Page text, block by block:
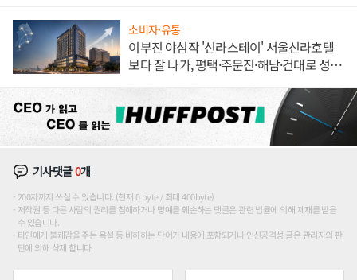
소비자·유통
이부진 야심작 '신라스테이' 서울신라호텔
보다 잘 나가, 평택·주문진·해남·건대로 성
기사댓글0개
200자까지 쓰실 수 있습니다. (현재 0 byte / 최대 400byte)
저작권 등 다른 사람의 권리를 침해하거나 명예를 훼손하는 댓글은 관련 법률에 의해 제재를 받을
수 있습니다.
타인에게 불쾌감을 주는 욕설 등 비하하는 단어가 내용에 포함되거나 인신공격성 글은 관리자의 판
단에 의해 삭제 합니다.